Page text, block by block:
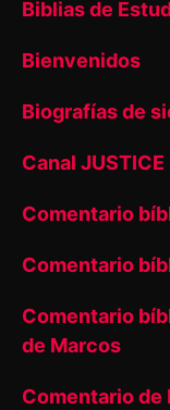
Biblias de
Bienvenidos
Biografías de
Canal JUSTICE
Comentario
Comentario
Comentario
de Marcos
Comentario de